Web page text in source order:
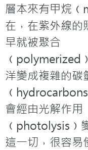
層本來有甲烷
在，在紫外線的
早就被聚合
洋變成複雜的碳
會經由光解作用
﹙photolysis﹚
這一切，很容易